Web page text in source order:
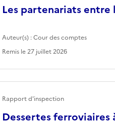
Les partenariats
Auteur(s) :Cour des comptes
Remis le27 juillet 2026
Dessertes
Rapport d'inspection